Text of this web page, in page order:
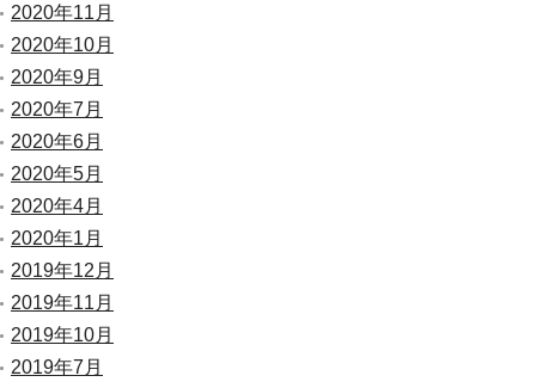
2020年11月
2020年10月
2020年9月
2020年7月
2020年6月
2020年5月
2020年4月
2020年1月
2019年12月
2019年11月
2019年10月
2019年7月